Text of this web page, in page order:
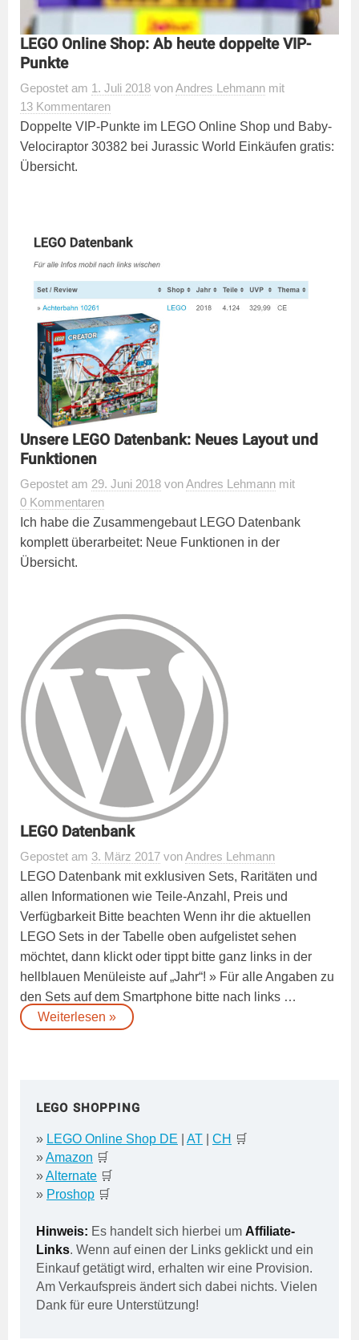
LEGO Online Shop: Ab heute doppelte VIP-
Punkte
Gepostet am 1. Juli 2018 vonAndres Lehmann mit
13 Kommentaren
Doppelte VIP-Punkte im LEGO Online Shop und Baby-
Velociraptor 30382 bei Jurassic World Einkäufen gratis:
Übersicht.
Unsere LEGO Datenbank: Neues Layout und
Funktionen
Gepostet am 29. Juni 2018 vonAndres Lehmann mit
0 Kommentaren
Ich habe die Zusammengebaut LEGO Datenbank
komplett überarbeitet: Neue Funktionen in der
Übersicht.
LEGO Datenbank
Gepostet am 3. März 2017 vonAndres Lehmann
LEGO Datenbank mit exklusiven Sets, Raritäten und
allen Informationen wie Teile-Anzahl, Preis und
Verfügbarkeit Bitte beachten Wenn ihr die aktuellen
LEGO Sets in der Tabelle oben aufgelistet sehen
möchtet, dann klickt oder tippt bitte ganz links in der
hellblauen Menüleiste auf „Jahr“! » Für alle Angaben zu
den Sets auf dem Smartphone bitte nach links …
Weiterlesen „LEGO
»
LEGO SHOPPING
» LEGO Online Shop DE AT CH 🛒
»Amazon 🛒
»Alternate 🛒
» Proshop 🛒
Hinweis: Es handelt sich hierbei um Affiliate-
Links. Wenn auf einen der Links geklickt und ein
Einkauf getätigt wird, erhalten wir eine Provision.
Am Verkaufspreis ändert sich dabei nichts. Vielen
Dank für eure Unterstützung!